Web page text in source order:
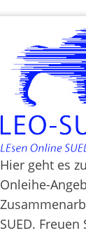
Hier geht es
Onleihe-
SUED.